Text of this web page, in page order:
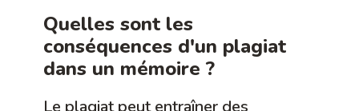
Quelles sont les
conséquences d'un plagiat
dans un mémoire ?
Le plagiat peut entraîner des